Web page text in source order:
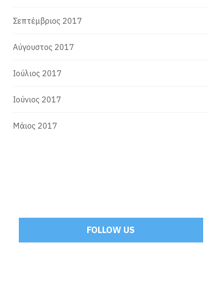
Σεπτέμβριος 2017
Αύγουστος 2017
Ιούλιος 2017
Ιούνιος 2017
Μάιος 2017
FOLLOW US